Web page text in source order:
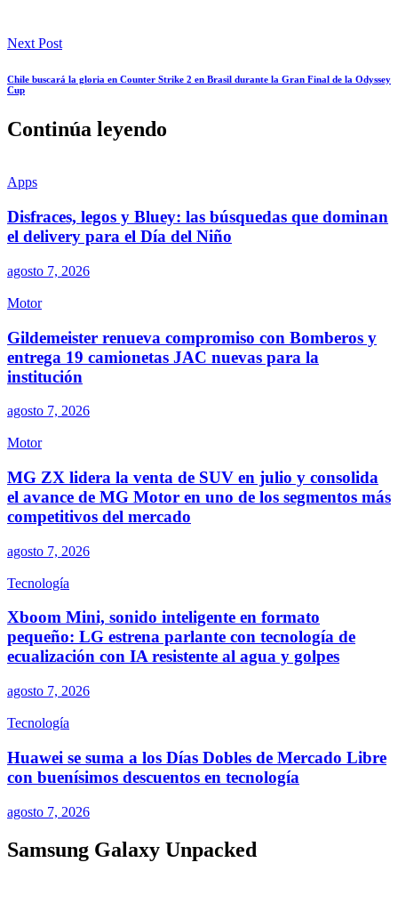
Next Post
Chile buscará la gloria en Counter Strike 2 en Brasil durante la Gran Final de la Odyssey
Cup
Continúa leyendo
Apps
Disfraces, legos y Bluey: las búsquedas que dominan
el delivery para el Día del Niño
agosto 7, 2026
Motor
Gildemeister renueva compromiso con Bomberos y
entrega 19 camionetas JAC nuevas para la
institución
agosto 7, 2026
Motor
MG ZX lidera la venta de SUV en julio y consolida
el avance de MG Motor en uno de los segmentos más
competitivos del mercado
agosto 7, 2026
Tecnología
Xboom Mini, sonido inteligente en formato
pequeño: LG estrena parlante con tecnología de
ecualización con IA resistente al agua y golpes
agosto 7, 2026
Tecnología
Huawei se suma a los Días Dobles de Mercado Libre
con buenísimos descuentos en tecnología
agosto 7, 2026
Samsung Galaxy Unpacked